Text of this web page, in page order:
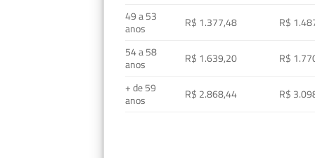
49 a 53
anos
R$ 1.377,48
R$
54 a 58
anos
R$ 1.639,20
R$
+ de 59
anos
R$ 2.868,44 R$